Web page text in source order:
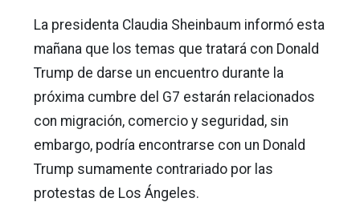
La presidenta Claudia Sheinbaum informó esta
mañana que los temas que tratará con Donald
Trump de darse un encuentro durante la
próxima cumbre del G7 estarán relacionados
con migración, comercio y seguridad, sin
embargo, podría encontrarse con un Donald
Trump sumamente contrariado por las
protestas de Los Ángeles.